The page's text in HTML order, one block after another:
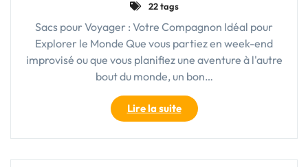
22 tags
Sacs pour Voyager : Votre Compagnon Idéal pour
Explorer le Monde Que vous partiez en week-end
improvisé ou que vous planifiez une aventure à l'autre
bout du monde, un bon…
Lire la suite"Le
Guide
Ultime